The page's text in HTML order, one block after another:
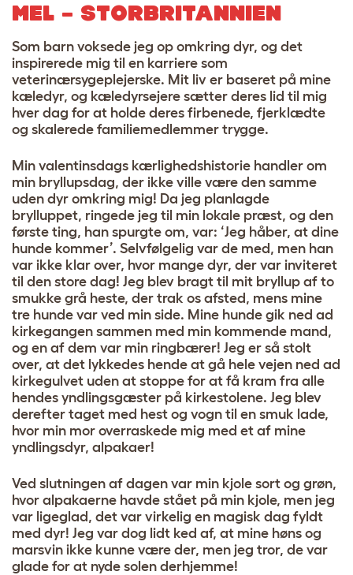
MEL – STORBRITANNIEN
Som barn voksede jeg op omkring dyr, og det
inspirerede mig til en karriere som
veterinærsygeplejerske. Mit liv er baseret på mine
kæledyr, og kæledyrsejere sætter deres lid til mig
hver dag for at holde deres firbenede, fjerklædte
og skalerede familiemedlemmer trygge.
Min valentinsdags kærlighedshistorie handler om
min bryllupsdag, der ikke ville være den samme
uden dyr omkring mig! Da jeg planlagde
brylluppet, ringede jeg til min lokale præst, og den
første ting, han spurgte om, var: ‘Jeg håber, at dine
hunde kommer’. Selvfølgelig var de med, men han
var ikke klar over, hvor mange dyr, der var inviteret
til den store dag! Jeg blev bragt til mit bryllup af to
smukke grå heste, der trak os afsted, mens mine
tre hunde var ved min side. Mine hunde gik ned ad
kirkegangen sammen med min kommende mand,
og en af ​​dem var min ringbærer! Jeg er så stolt
over, at det lykkedes hende at gå hele vejen ned ad
kirkegulvet uden at stoppe for at få kram fra alle
hendes yndlingsgæster på kirkestolene. Jeg blev
derefter taget med hest og vogn til en smuk lade,
hvor min mor overraskede mig med et af mine
yndlingsdyr, alpakaer!
Ved slutningen af dagen var min kjole sort og grøn,
hvor alpakaerne havde stået på min kjole, men jeg
var ligeglad, det var virkelig en magisk dag fyldt
med dyr! Jeg var dog lidt ked af, at mine høns og
marsvin ikke kunne være der, men jeg tror, de var
glade for at nyde solen derhjemme!